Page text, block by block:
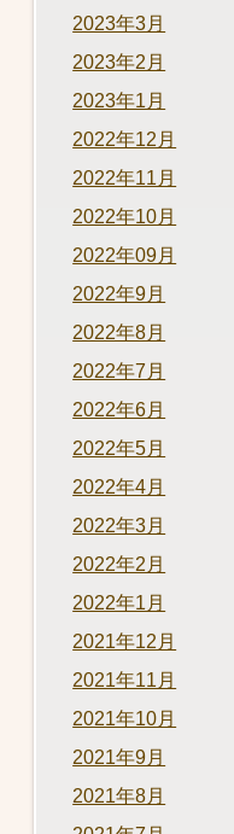
2023年3月
2023年2月
2023年1月
2022年12月
2022年11月
2022年10月
2022年09月
2022年9月
2022年8月
2022年7月
2022年6月
2022年5月
2022年4月
2022年3月
2022年2月
2022年1月
2021年12月
2021年11月
2021年10月
2021年9月
2021年8月